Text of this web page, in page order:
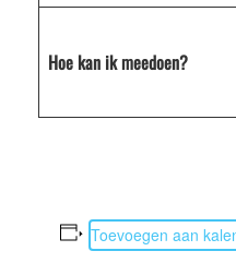
Hoe kan ik meedoen?
Toevoegen aan